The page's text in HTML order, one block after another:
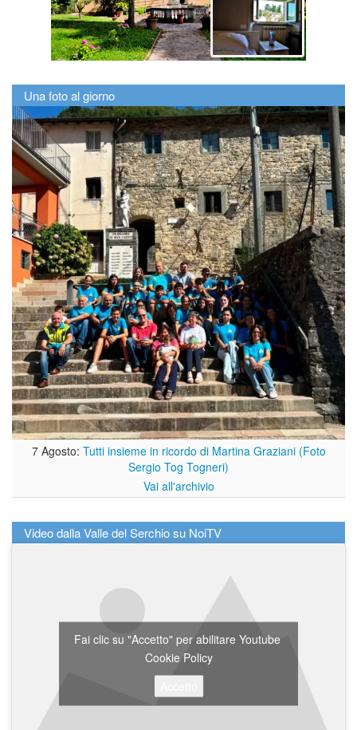
Una foto al giorno
7 Agosto: Tutti insieme in ricordo di Martina Graziani (Foto
Sergio Tog Togneri)
Vai all'archivio
Video dalla Valle del Serchio su NoiTV
Fai clic su "Accetto" per abilitare Youtube
Cookie Policy